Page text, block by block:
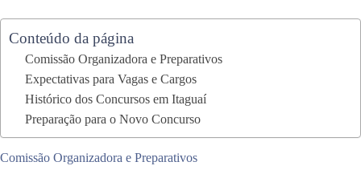
Conteúdo da página
Comissão Organizadora e Preparativos
Expectativas para Vagas e Cargos
Histórico dos Concursos em Itaguaí
Preparação para o Novo Concurso
Comissão Organizadora e Preparativos